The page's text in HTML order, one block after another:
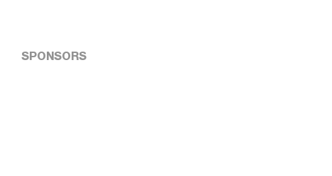
SPONSORS